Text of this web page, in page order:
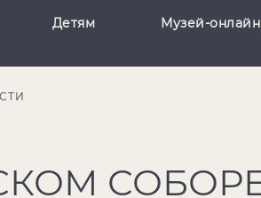
Детям Музей-онлайн